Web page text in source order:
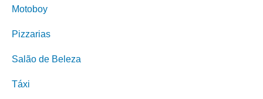
Motoboy
Pizzarias
Salão de Beleza
Táxi